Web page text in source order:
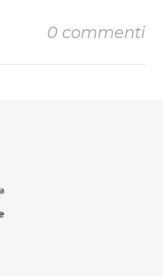
0 commenti